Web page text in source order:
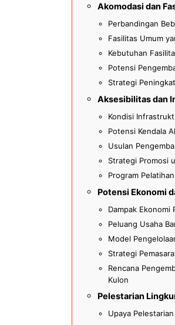
Akomodasi dan
Perbandingan
Fasilitas Umum
Kebutuhan
Potensi
Strategi
Aksesibilitas dan
Kondisi
Potensi Kendala
Usulan
Strategi Promosi
Program
Potensi Ekonomi
Dampak Ekonomi
Peluang Usaha
Model
Strategi
Rencana
Kulon
Pelestarian
Upaya